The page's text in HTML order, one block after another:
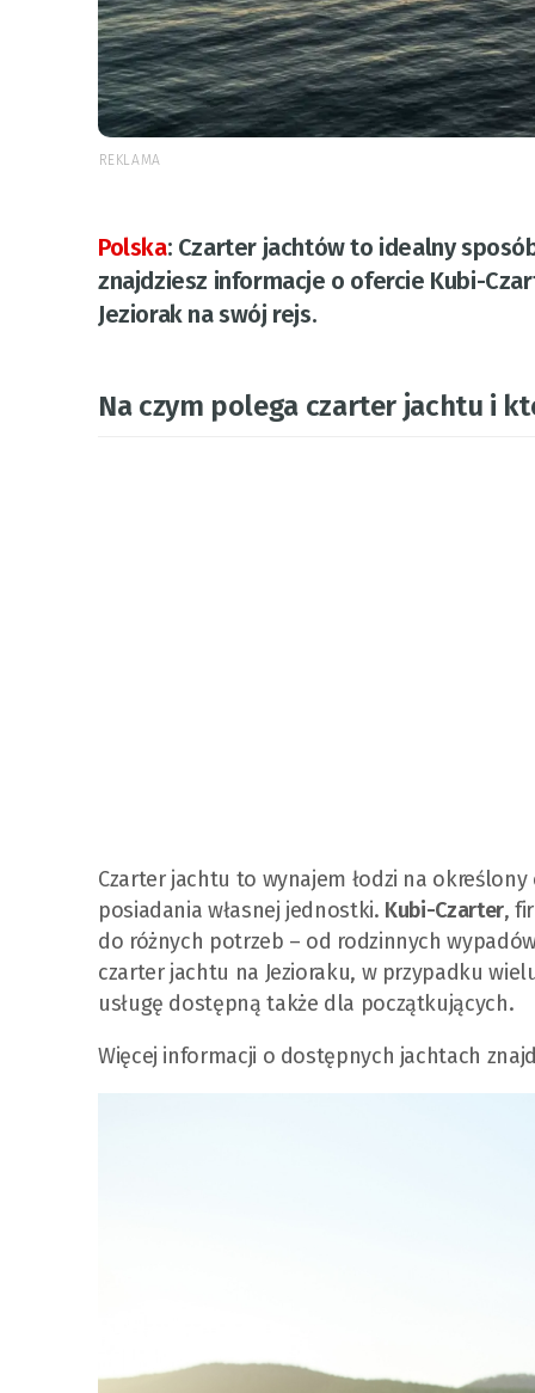
REKLAMA
Polska: Czarter jachtów to idealny
znajdziesz informacje o ofercie Kubi-
Jeziorak na swój rejs.
Na czym polega czarter jachtu i
Czarter jachtu to wynajem łodzi na
posiadania własnej jednostki. Kubi-Czarter,
do różnych potrzeb – od rodzinnych
czarter jachtu na Jezioraku, w przypadku
usługę dostępną także dla początkujących.
Więcej informacji o dostępnych jachtach